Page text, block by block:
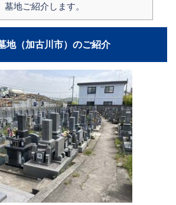
地ご紹介します。
地（加古川市）のご紹介